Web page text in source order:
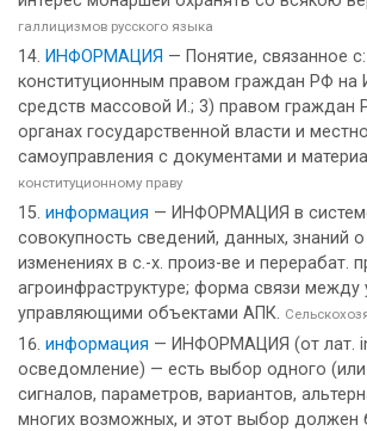
галлицизмов русского языка
ИНФОРМАЦИЯ — Понятие, связанное
конституционным правом граждан РФ на
средств массовой И.; 3) правом граждан
органах государственной власти и
самоуправления с документами и
конституционному праву
информация — ИНФОРМАЦИЯ в
совокупность сведений, данных, знаний
изменениях в с.-х. произ-ве и перерабат.
агроинфраструктуре; форма связи
управляющими объектами АПК.
информация — ИНФОРМАЦИЯ (от лат.
осведомление) — есть выбор одного (или
сигналов, параметров, вариантов,
многих возможных, и этот выбор должен